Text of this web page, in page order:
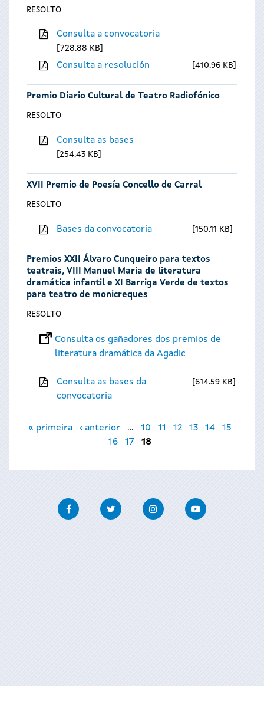
RESOLTO
Consulta a convocatoria
728.88 KB
Consulta a resolución 410.96 KB
Premio Diario Cultural de Teatro Radiofónico
RESOLTO
Consulta as bases
254.43 KB
XVII Premio de Poesía Concello de Carral
RESOLTO
Bases da convocatoria 150.11 KB
Premios XXII Álvaro Cunqueiro para textos
teatrais, VIII Manuel María de literatura
dramática infantil e XI Barriga Verde de textos
para teatro de monicreques
RESOLTO
Consulta os gañadores dos premios de
literatura dramática da Agadic
Consulta as bases da
convocatoria
614.59 KB
Páxinas
« primeira ‹ anterior … 10 11 12 13 14
15
16
17 18
FacebookTwitter InstagramYoutube